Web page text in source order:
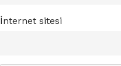
İnternet sitesi